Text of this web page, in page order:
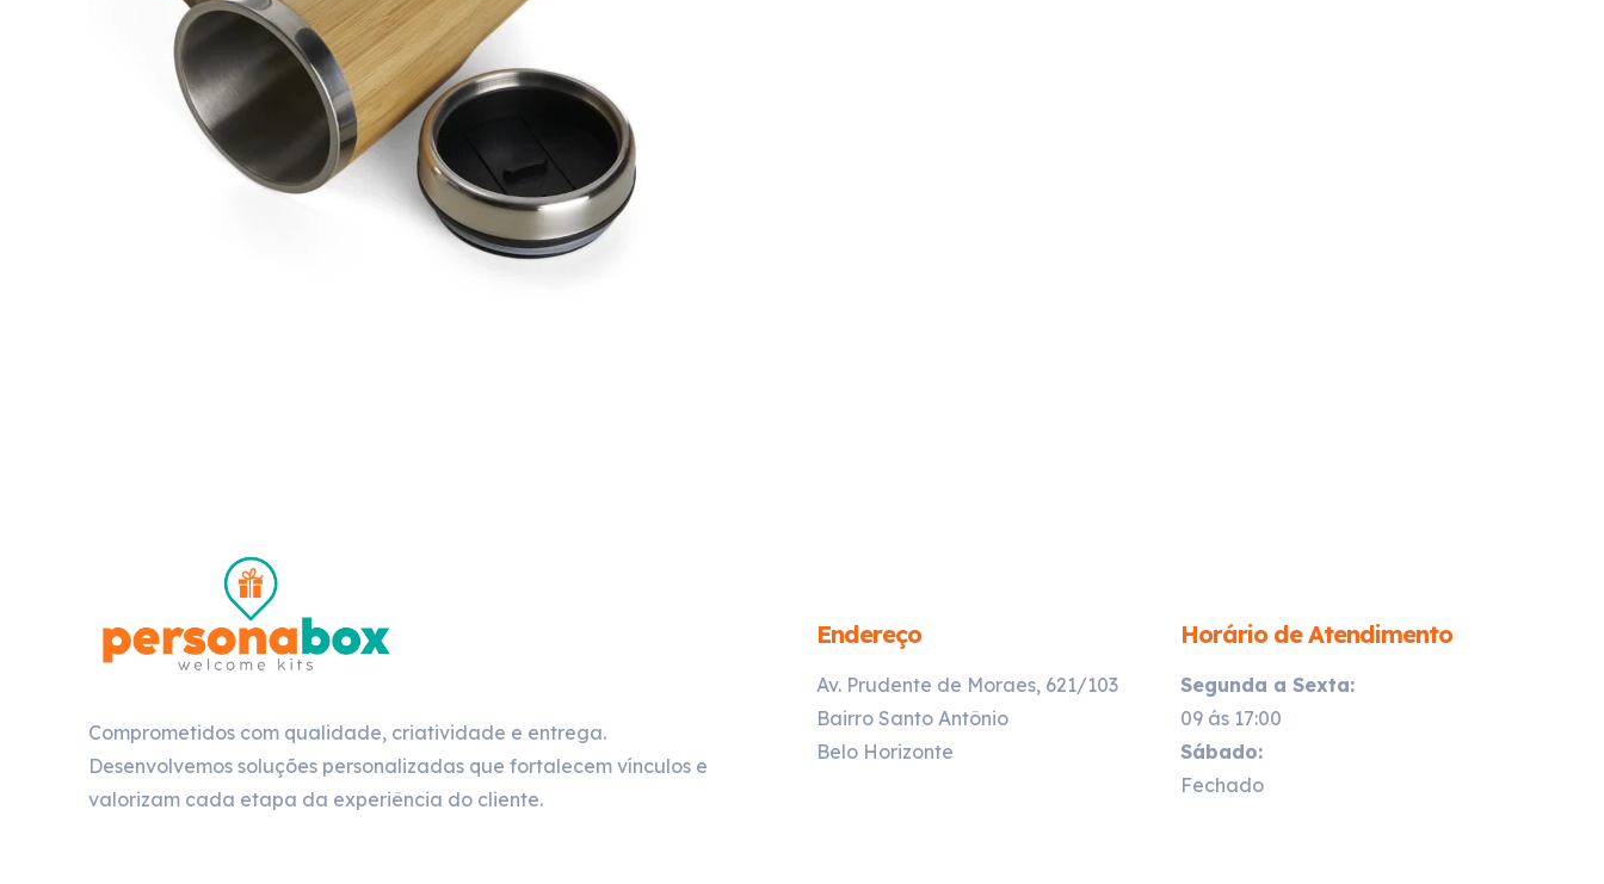
Comprometidos com qualidade, criatividade e entrega.
Desenvolvemos soluções personalizadas que fortalecem vínculos e
valorizam cada etapa da experiência do cliente.
Endereço
Av. Prudente de Moraes, 621/103
Bairro Santo Antônio
Belo Horizonte
Horário de Atendimento
Segunda a Sexta:
09 ás 17:00
Sábado:
Fechado